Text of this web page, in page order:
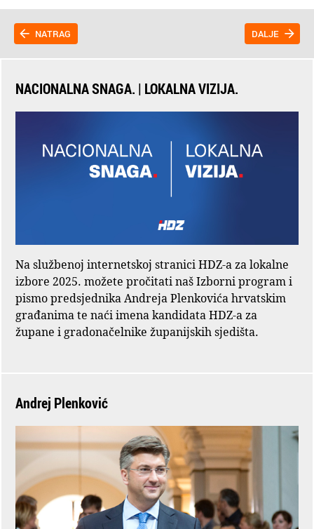
NATRAG DALJE
NACIONALNA SNAGA. | LOKALNA VIZIJA.
Na službenoj internetskoj stranici HDZ-a za lokalne
izbore 2025. možete pročitati naš Izborni program i
pismo predsjednika Andreja Plenkovića hrvatskim
građanima te naći imena kandidata HDZ-a za
župane i gradonačelnike županijskih sjedišta.
Andrej Plenković